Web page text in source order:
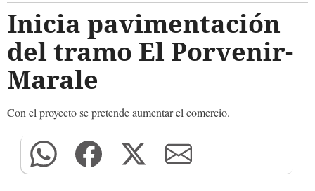
Inicia pavimentación
del tramo El Porvenir-
Marale
Con el proyecto se pretende aumentar el comercio.